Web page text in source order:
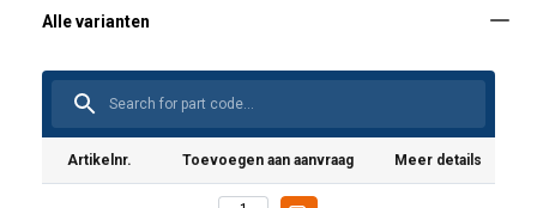
Artikelnr. Toevoegen aan aanvraag Meer details